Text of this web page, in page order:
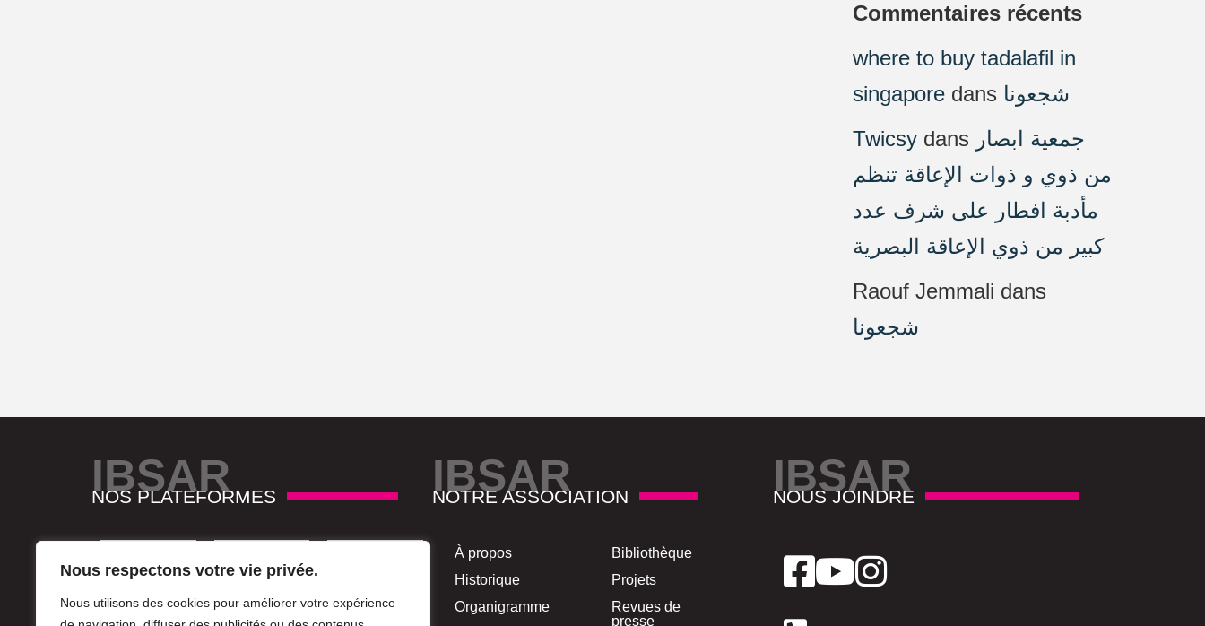
Nous respectons votre vie privée.
Nous utilisons des cookies pour améliorer votre expérience
Commentaires récents
where to buy tadalafil in
singapore dans شجعونا
Twicsy dans جمعية ابصار
من ذوي و ذوات الإعاقة تنظم
مأدبة افطار على شرف عدد
كبير من ذوي الإعاقة البصرية
Raouf Jemmali dans
شجعونا
IBSAR
NOS PLATEFORMES IBSAR
NOTRE ASSOCIATION
À propos
Historique
Organigramme
Bibliothèque
Projets
Revues de
presse
IBSAR
NOUS JOINDRE